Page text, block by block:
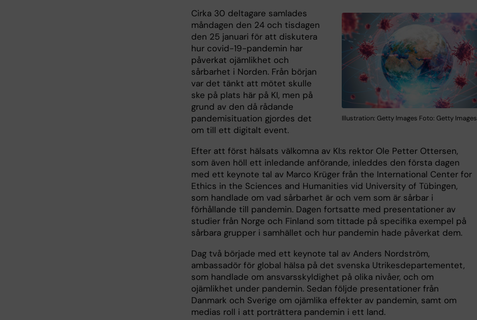
Illustration: Getty Images Foto: Getty Images
Cirka 30 deltagare samlades
måndagen den 24 och tisdagen
den 25 januari för att diskutera
hur covid-19-pandemin har
påverkat ojämlikhet och
sårbarhet i Norden. Från början
var det tänkt att mötet skulle
ske på plats här på KI, men på
grund av den då rådande
pandemisituation gjordes det
om till ett digitalt event.
Efter att först hälsats välkomna av KI:s rektor Ole Petter Ottersen,
som även höll ett inledande anförande, inleddes den första dagen
med ett keynote tal av Marco Krüger från the International Center for
Ethics in the Sciences and Humanities vid University of Tübingen,
som handlade om vad sårbarhet är och vem som är sårbar i
förhållande till pandemin. Dagen fortsatte med presentationer av
studier från Norge och Finland som tittade på specifika exempel på
sårbara grupper i samhället och hur pandemin hade påverkat dem.
Dag två började med ett keynote tal av Anders Nordström,
ambassadör för global hälsa på det svenska Utrikesdepartementet,
som handlade om ansvarsskyldighet på olika nivåer, och om
ojämlikhet under pandemin. Sedan följde presentationer från
Danmark och Sverige om ojämlika effekter av pandemin, samt om
medias roll i att porträttera pandemin i ett land.